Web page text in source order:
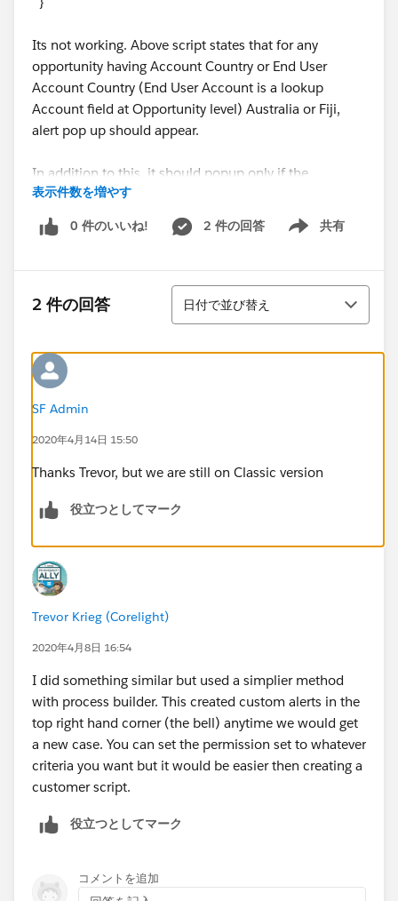
Its not working. Above script states that for any
opportunity having Account Country or End User
Account Country (End User Account is a lookup
Account field at Opportunity level) Australia or Fiji,
alert pop up should appear.
In addition to this, it should popup only if the
opportunity is just created.
Thanks
表示件数を増やす
0 件のいいね! 2 件の回答 共有
Show menu
2 件の回答
並び替え
日付で並び替え
SF Admin
2020年4月14日 15:50
Thanks Trevor, but we are still on Classic version
役立つとしてマーク
Trevor Krieg (Corelight)
2020年4月8日 16:54
I did something similar but used a simplier method
with process builder. This created custom alerts in the
top right hand corner (the bell) anytime we would get
a new case. You can set the permission set to whatever
criteria you want but it would be easier then creating a
customer script.
役立つとしてマーク
コメントを追加